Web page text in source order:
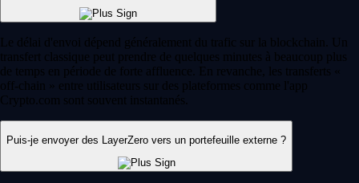
Le délai d'envoi dépend généralement du trafic sur la blockchain. Un
transfert classique peut prendre de quelques minutes à beaucoup plus
de temps en période de forte affluence. En revanche, les transferts «
off-chain » entre utilisateurs sur des plateformes comme l'app
Crypto.com sont souvent instantanés.
Puis-je envoyer des LayerZero vers un portefeuille externe ?